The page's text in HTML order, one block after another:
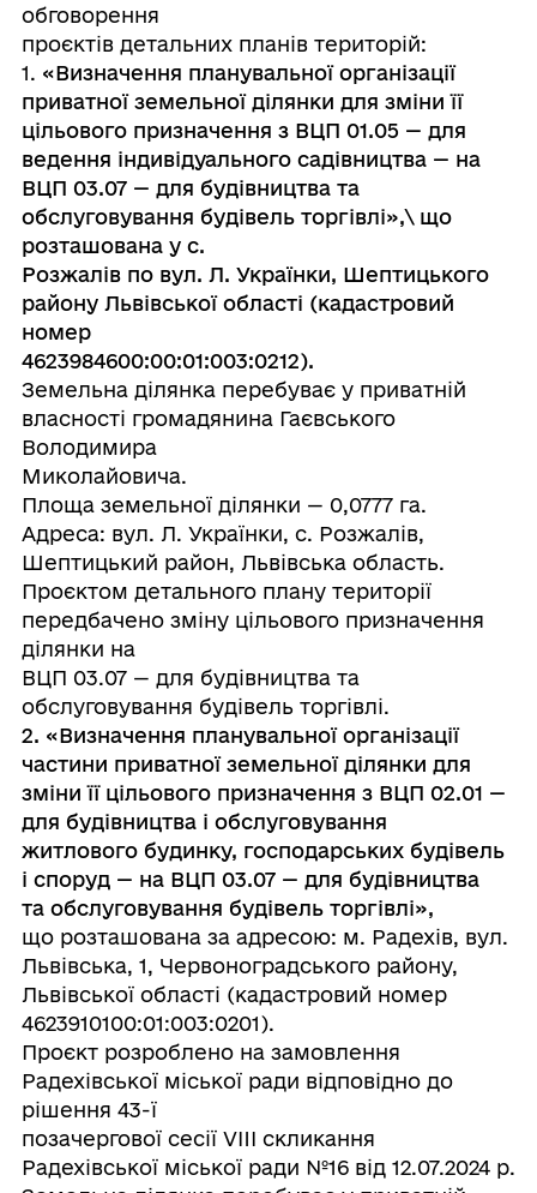
обговорення
проєктів детальних планів територій:
1. «Визначення планувальної організації
приватної земельної ділянки для зміни її
цільового призначення з ВЦП 01.05 — для
ведення індивідуального садівництва — на
ВЦП 03.07 — для будівництва та
обслуговування будівель торгівлі»,\ що
розташована у с.
Розжалів по вул. Л. Українки, Шептицького
району Львівської області (кадастровий
номер
4623984600:00:01:003:0212).
Земельна ділянка перебуває у приватній
власності громадянина Гаєвського
Володимира
Миколайовича.
Площа земельної ділянки — 0,0777 га.
Адреса: вул. Л. Українки, с. Розжалів,
Шептицький район, Львівська область.
Проєктом детального плану території
передбачено зміну цільового призначення
ділянки на
ВЦП 03.07 — для будівництва та
обслуговування будівель торгівлі.
2. «Визначення планувальної організації
частини приватної земельної ділянки для
зміни її цільового призначення з ВЦП 02.01 —
для будівництва і обслуговування
житлового будинку, господарських будівель
і споруд — на ВЦП 03.07 — для будівництва
та обслуговування будівель торгівлі»,
що розташована за адресою: м. Радехів, вул.
Львівська, 1, Червоноградського району,
Львівської області (кадастровий номер
4623910100:01:003:0201).
Проєкт розроблено на замовлення
Радехівської міської ради відповідно до
рішення 43-ї
позачергової сесії VIII скликання
Радехівської міської ради №16 від 12.07.2024 р.